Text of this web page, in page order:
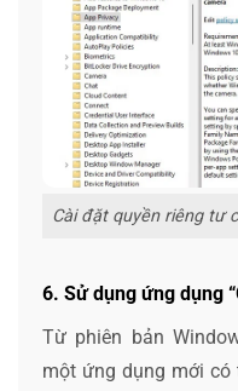
Cài đặt quyền riêng tư
6. Sử dụng ứng dụng
Từ phiên bản
một ứng dụng mới có